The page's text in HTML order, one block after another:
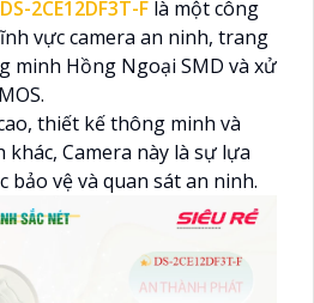
DS-2CE12DF3T-F là một công
vực camera an ninh, trang
minh Hồng Ngoại SMD và xử
thiết kế thông minh và
Camera này là sự lựa
bảo vệ và quan sát an ninh.